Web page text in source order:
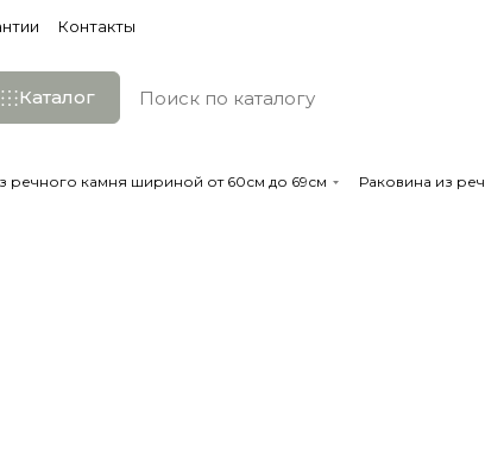
Контакты
Каталог
речного камня шириной от 60см до 69см Раковина из